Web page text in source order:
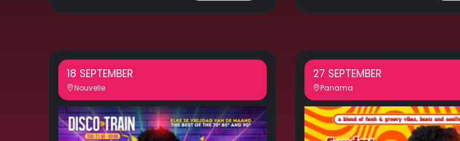
18 SEPTEMBER
Nouvelle
27 SEPTEMBER
Panama